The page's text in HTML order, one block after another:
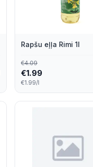
Rapšu eļļa Rimi 1l
€4.09
€1.99
€1.99/l